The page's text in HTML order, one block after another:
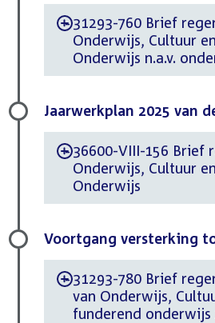
-31293-760 Brief
Onderwijs, Cultuur
Onderwijs n.a.v.
Jaarwerkplan 2025 van
-36600-VIII-156 Brief
Onderwijs, Cultuur
Onderwijs
Voortgang versterking
-31293-780 Brief
van Onderwijs,
funderend onderwijs